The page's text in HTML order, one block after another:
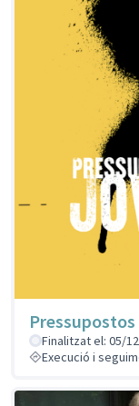
Finalitzat el: 05/
Execució i